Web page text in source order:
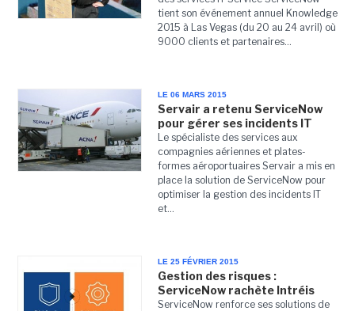
tient son événement annuel Knowledge
2015 à Las Vegas (du 20 au 24 avril) où
9000 clients et partenaires...
LE 06 MARS 2015
Servair a retenu ServiceNow
pour gérer ses incidents IT
Le spécialiste des services aux
compagnies aériennes et plates-
formes aéroportuaires Servair a mis en
place la solution de ServiceNow pour
optimiser la gestion des incidents IT
et...
LE 25 FÉVRIER 2015
Gestion des risques :
ServiceNow rachète Intréis
ServiceNow renforce ses solutions de